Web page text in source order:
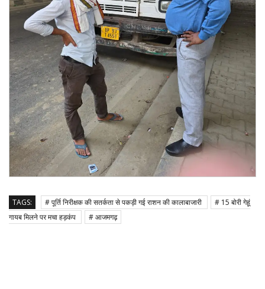
TAGS: # पूर्ति निरीक्षक की सतर्कता से पकड़ी गई राशन की कालाबाजारी
# 15 बोरी गेहूं
गायब मिलने पर मचा हड़कंप
# आजमगढ़